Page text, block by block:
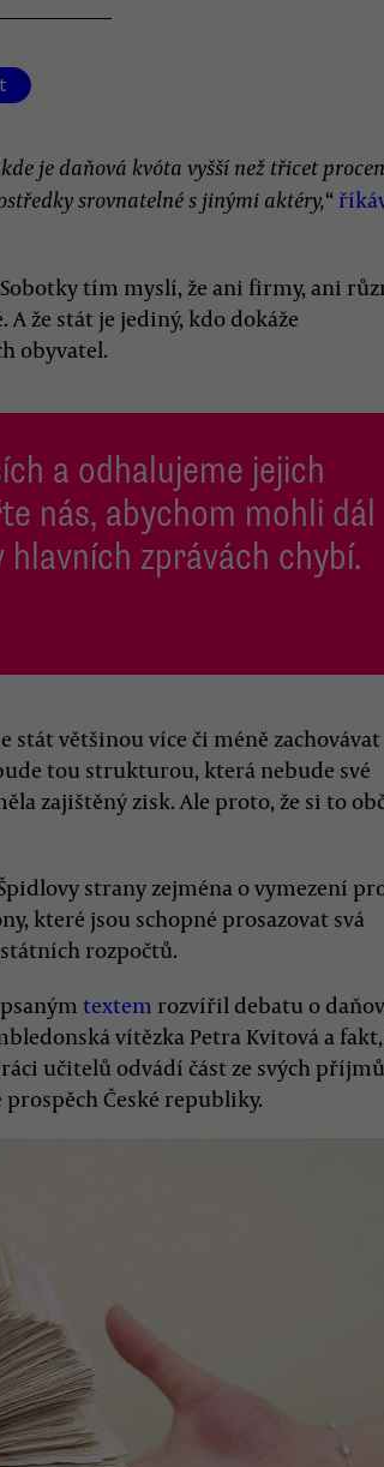
je daňová kvóta vyšší než třicet
srovnatelné s jinými aktéry,“
tím myslí, že ani firmy, ani
že stát je jediný, kdo dokáže
obyvatel.
a odhalujeme jejich
nás, abychom mohli dál
zprávách chybí.
většinou více či méně zachovávat
tou strukturou, která nebude své
zajištěný zisk. Ale proto, že si to
strany zejména o vymezení
které jsou schopné prosazovat svá
rozpočtů.
textem rozvířil debatu o
vítězka Petra Kvitová a fakt,
učitelů odvádí část ze svých příjmů
České republiky.